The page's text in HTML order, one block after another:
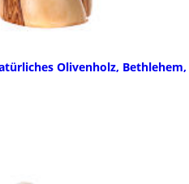
Olivenholz, Bethlehem,